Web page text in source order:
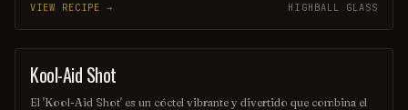
adornado con una rodaja de limón o lima, lo que realza su sabor y
aroma. Ideal para cualquier ocasión, es una opción popular entre los
amantes de los cócteles.
VIEW RECIPE → HIGHBALL GLASS
SHOT
Kool-Aid Shot
El 'Kool-Aid Shot' es un cóctel vibrante y divertido que combina el